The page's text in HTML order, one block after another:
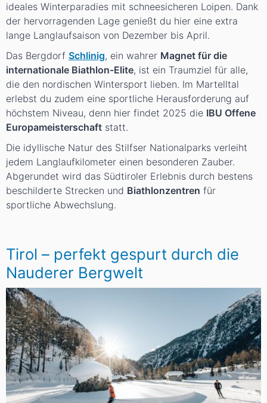
ideales Winterparadies mit schneesicheren Loipen. Dank
der hervorragenden Lage genießt du hier eine extra
lange Langlaufsaison von Dezember bis April.
Das Bergdorf Schlinig, ein wahrer Magnet für die
internationale Biathlon-Elite, ist ein Traumziel für alle,
die den nordischen Wintersport lieben. Im Martelltal
erlebst du zudem eine sportliche Herausforderung auf
höchstem Niveau, denn hier findet 2025 die IBU Offene
Europameisterschaft statt.
Die idyllische Natur des Stilfser Nationalparks verleiht
jedem Langlaufkilometer einen besonderen Zauber.
Abgerundet wird das Südtiroler Erlebnis durch bestens
beschilderte Strecken und Biathlonzentren für
sportliche Abwechslung.
Tirol – perfekt gespurt durch die
Nauderer Bergwelt